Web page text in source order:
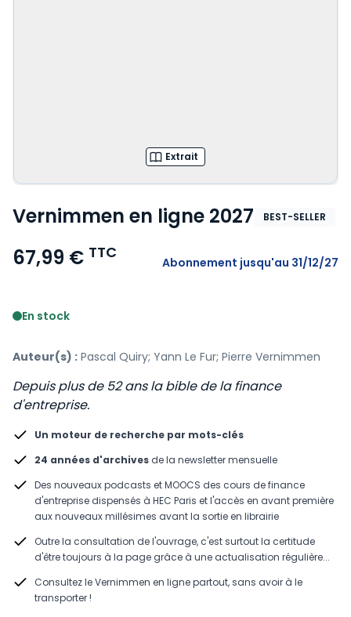
Extrait
Vernimmen en ligne 2027 BEST-SELLER
67,99 € TTC
Abonnement jusqu'au 31/12/27
En stock
Auteur(s) : Pascal Quiry; Yann Le Fur; Pierre Vernimmen
Depuis plus de 52 ans la bible de la finance
d'entreprise.
Un moteur de recherche par mots-clés
24 années d'archives de la newsletter mensuelle
Des nouveaux podcasts et MOOCS des cours de finance
d'entreprise dispensés à HEC Paris et l'accès en avant première
aux nouveaux millésimes avant la sortie en librairie
Outre la consultation de l'ouvrage, c'est surtout la certitude
d'être toujours à la page grâce à une actualisation régulière...
Consultez le Vernimmen en ligne partout, sans avoir à le
transporter !